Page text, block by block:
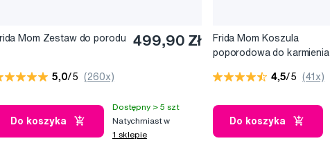
Mom Zestaw do porodu 499,90 Zł
5,0/5 (260x)
Do koszyka
Dostępny > 5 szt
Natychmiast w
1 sklepie
Frida Mom Koszula
poporodowa do karmienia
4,5/5 (41x)
Do koszyka